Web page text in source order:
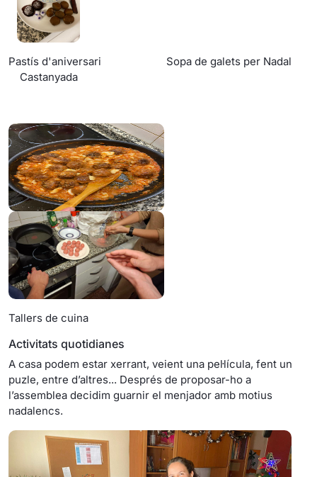
Pastís d'aniversari Sopa de galets per Nadal
Castanyada
Tallers de cuina
Activitats quotidianes
A casa podem estar xerrant, veient una pel·lícula, fent un
puzle, entre d’altres... Després de proposar-ho a
l’assemblea decidim guarnir el menjador amb motius
nadalencs.